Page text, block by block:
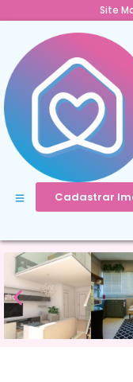
Site
Cadastrar